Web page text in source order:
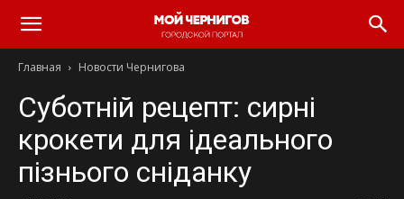
Главная Новости Чернигова
Суботній рецепт: сирні
крокети для ідеального
пізнього сніданку